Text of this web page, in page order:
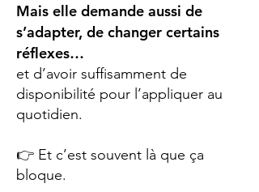
Mais elle demande aussi de
s’adapter, de changer certains
réflexes…
et d’avoir suffisamment de
disponibilité pour l’appliquer au
quotidien.
👉 Et c’est souvent là que ça
bloque.